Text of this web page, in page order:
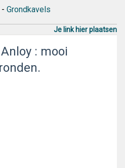
- Grondkavels
Je link hier plaatsen
: mooi